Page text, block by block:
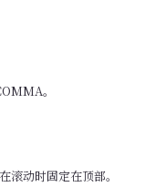
。
动时固定在顶部。